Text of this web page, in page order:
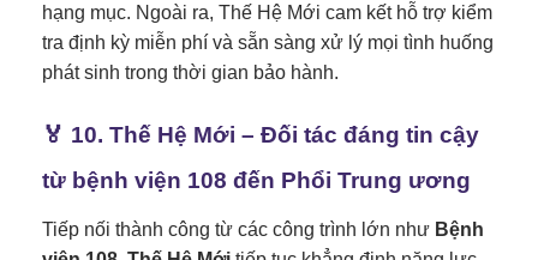
hạng mục. Ngoài ra, Thế Hệ Mới cam kết hỗ trợ kiểm
tra định kỳ miễn phí và sẵn sàng xử lý mọi tình huống
phát sinh trong thời gian bảo hành.
🏅 10. Thế Hệ Mới – Đối tác đáng tin cậy
từ bệnh viện 108 đến Phổi Trung ương
Tiếp nối thành công từ các công trình lớn như Bệnh